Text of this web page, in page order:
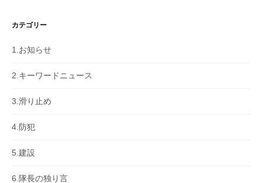
カテゴリー
1.お知らせ
2.キーワードニュース
3.滑り止め
4.防犯
5.建設
6.隊長の独り言